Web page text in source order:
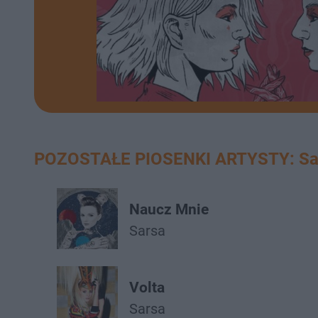
POZOSTAŁE PIOSENKI ARTYSTY:
Naucz Mnie
Sarsa
Volta
Sarsa